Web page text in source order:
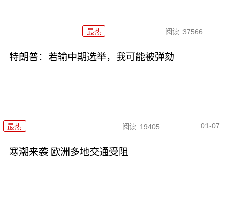
最热 阅读 37566
特朗普：若输中期选举，我可能被弹劾
最热 阅读 19405 01-07
寒潮来袭 欧洲多地交通受阻